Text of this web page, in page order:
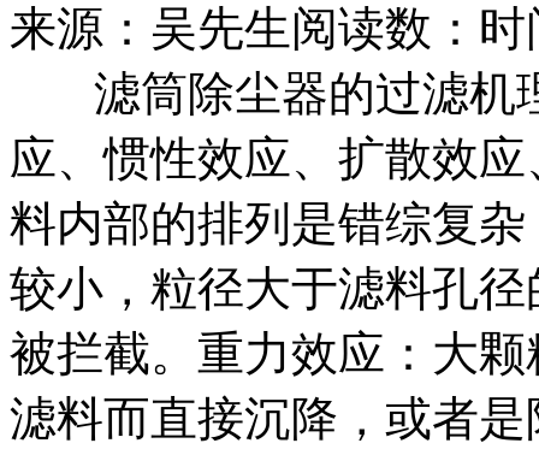
来源：吴先生阅读数： 时
滤筒除尘器的过滤机
应、惯性效应、扩散效
料内部的排列是错综复
较小，粒径大于滤料孔
被拦截。重力效应：大
滤料而直接沉降，或者